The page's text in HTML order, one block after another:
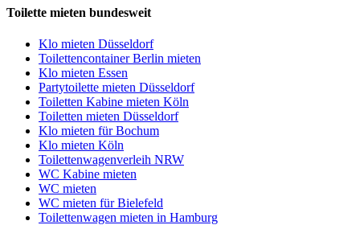
Toilette mieten bundesweit
Klo mieten Düsseldorf
Toilettencontainer Berlin mieten
Klo mieten Essen
Partytoilette mieten Düsseldorf
Toiletten Kabine mieten Köln
Toiletten mieten Düsseldorf
Klo mieten für Bochum
Klo mieten Köln
Toilettenwagenverleih NRW
WC Kabine mieten
WC mieten
WC mieten für Bielefeld
Toilettenwagen mieten in Hamburg